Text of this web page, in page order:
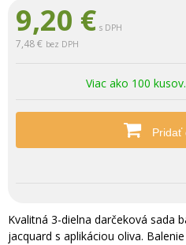
9,20 € s DPH
7,48 € bez DPH
Viac ako 100
Pridať
Kvalitná 3-dielna darčeková sada
jacquard s aplikáciou oliva.